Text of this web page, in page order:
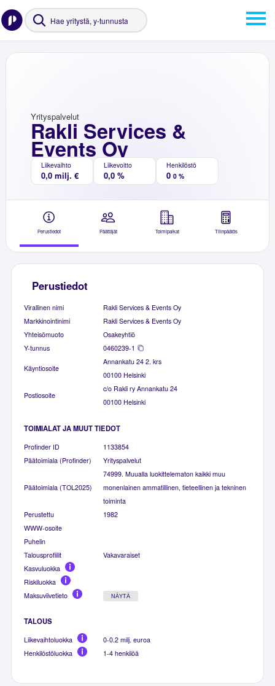
Rakli Services &
Events Oy
Yrityspalvelut
Liikevaihto
0,0 milj. €
Liikevoitto
0,0 %
Henkilöstö
0 0 %
Perustiedot Päättäjät Toimipaikat Tilinpäätös
Perustiedot
Virallinen nimi
Rakli Services & Events Oy
Markkinointinimi
Rakli Services & Events Oy
Yhteisömuoto
Osakeyhtiö
Y-tunnus
0460239-1
Käyntiosoite
Annankatu 24 2. krs
00100 Helsinki
Postiosoite
c/o Rakli ry Annankatu 24
00100 Helsinki
TOIMIALAT JA MUUT TIEDOT
Profinder ID
1133854
Päätoimiala (Profinder)
Yrityspalvelut
Päätoimiala (TOL2025)
74999. Muualla luokittelematon kaikki muu
monenlainen ammatillinen, tieteellinen ja tekninen
toiminta
Perustettu
1982
WWW-osoite
Puhelin
Talousprofiilit
Vakavaraiset
Kasvuluokka
Riskiluokka
Maksuviivetieto
NÄYTÄ
TALOUS
Liikevaihtoluokka
0-0.2 milj. euroa
Henkilöstöluokka
1-4 henkilöä